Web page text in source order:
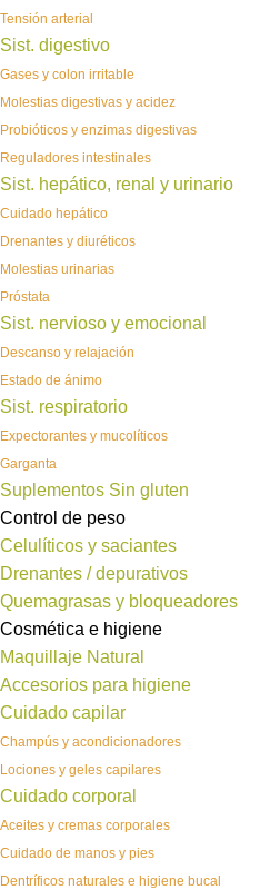
Tensión arterial
Sist. digestivo
Gases y colon irritable
Molestias digestivas y acidez
Probióticos y enzimas digestivas
Reguladores intestinales
Sist. hepático, renal y urinario
Cuidado hepático
Drenantes y diuréticos
Molestias urinarias
Próstata
Sist. nervioso y emocional
Descanso y relajación
Estado de ánimo
Sist. respiratorio
Expectorantes y mucolíticos
Garganta
Suplementos Sin gluten
Control de peso
Celulíticos y saciantes
Drenantes / depurativos
Quemagrasas y bloqueadores
Cosmética e higiene
Maquillaje Natural
Accesorios para higiene
Cuidado capilar
Champús y acondicionadores
Lociones y geles capilares
Cuidado corporal
Aceites y cremas corporales
Cuidado de manos y pies
Dentríficos naturales e higiene bucal